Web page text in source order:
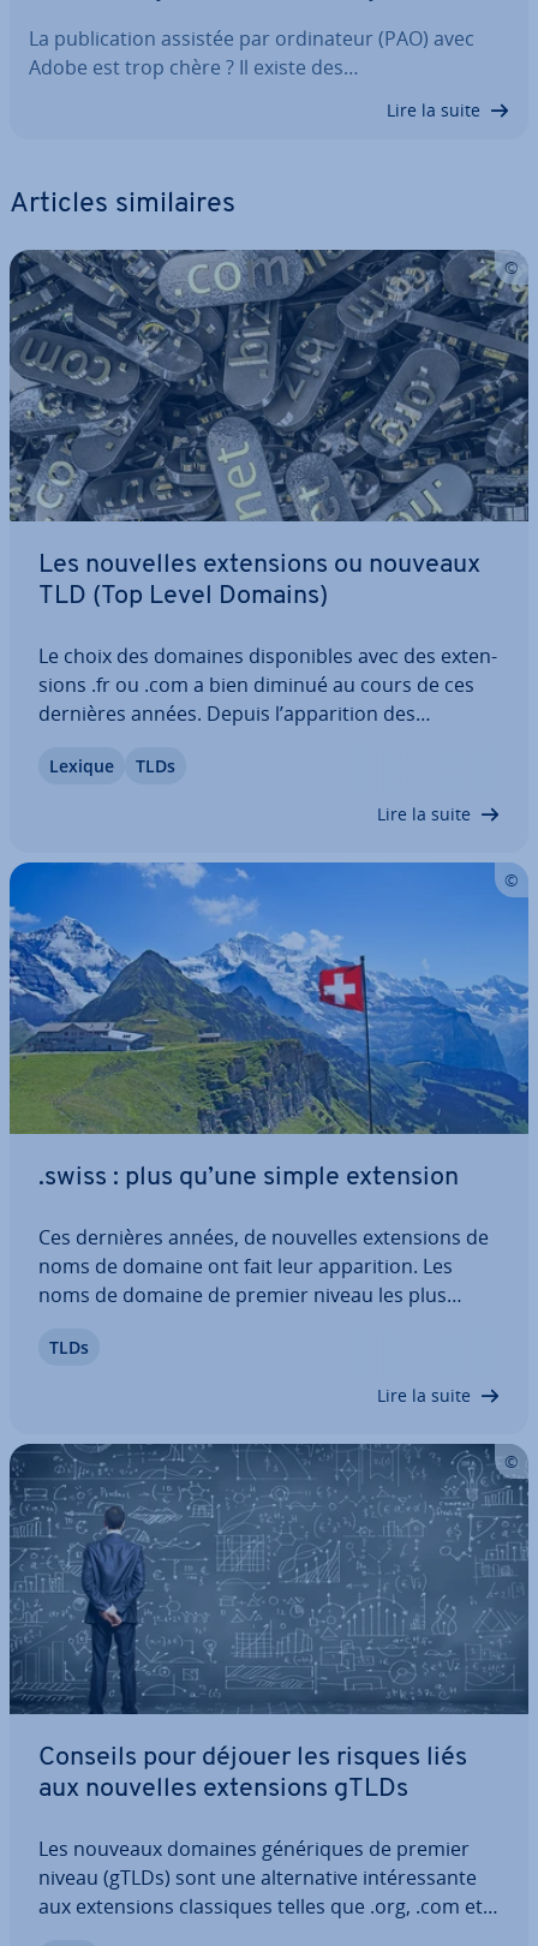
La pu­bli­ca­tion assistée par or­di­na­teur (PAO) avec
Adobe est trop chère ? Il existe des…
Lire la suite
Articles si­mi­laires
Les nouvelles ex­ten­sions ou nouveaux
TLD (Top Level Domains)
Le choix des domaines dis­po­nibles avec des ex­ten­
sions .fr ou .com a bien diminué au cours de ces
dernières années. Depuis l’ap­pa­ri­tion des
Domains), ce problème est résolu. Ces derniers
Lexique TLDs
Lire la suite
.swiss : plus qu’une simple extension
Ces dernières années, de nouvelles ex­ten­sions de
noms de domaine ont fait leur ap­pa­ri­tion. Les
noms de domaine de premier niveau les plus
doivent pas seulement apporter du chan­ge­ment
TLDs
Lire la suite
Conseils pour déjouer les risques liés
aux nouvelles ex­ten­sions gTLDs
Les nouveaux domaines gé­né­riques de premier
niveau (gTLDs) sont une al­ter­na­tive in­té­res­sante
aux ex­ten­sions clas­siques telles que .org, .com et à